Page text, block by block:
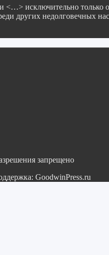
исключительно только
других недолговечных
запрещено
GoodwinPress.ru